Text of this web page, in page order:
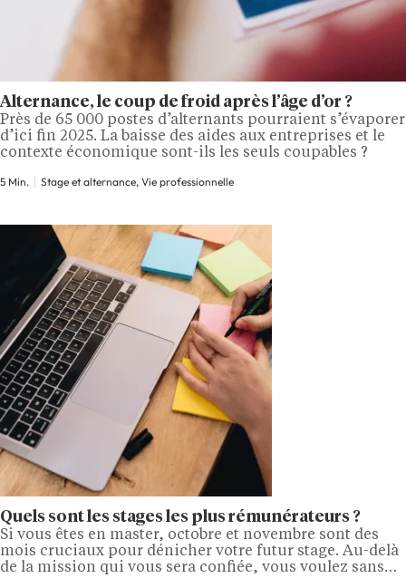
Alternance, le coup de froid après l’âge d’or ?
Près de 65 000 postes d’alternants pourraient s’évaporer
d’ici fin 2025. La baisse des aides aux entreprises et le
contexte économique sont-ils les seuls coupables ?
5 Min. Stage et alternance, Vie professionnelle
Quels sont les stages les plus rémunérateurs ?
Si vous êtes en master, octobre et novembre sont des
mois cruciaux pour dénicher votre futur stage. Au-delà
de la mission qui vous sera confiée, vous voulez sans